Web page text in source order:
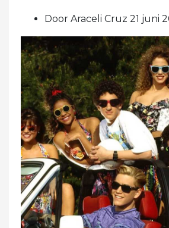
Door Araceli Cruz 21 juni